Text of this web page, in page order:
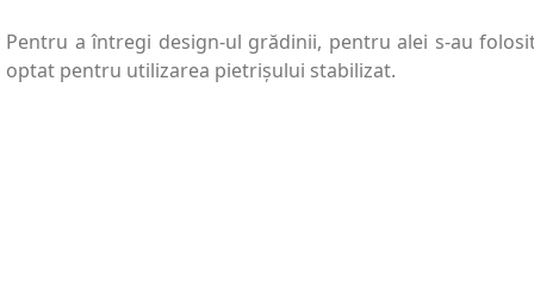
Pentru a întregi design-ul grădinii, pentru alei s-au
optat pentru utilizarea pietrișului stabilizat.